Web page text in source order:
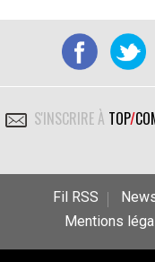
S'INSCRIRE À TOP/
Fil RSS
Mentions